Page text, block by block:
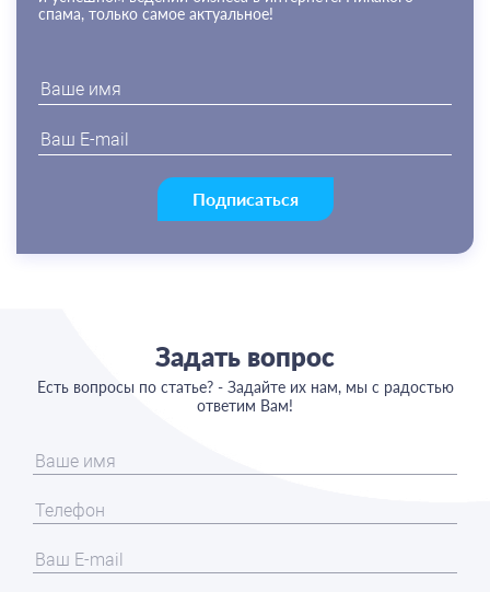
спама, только самое актуальное!
Подписаться
Задать вопрос
Есть вопросы по статье? - Задайте их нам, мы с радостью
ответим Вам!